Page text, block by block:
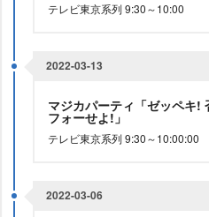
テレビ東京系列 9:30～10:00
2022-03-13
マジカパーティ「ゼッペキ!
フォーせよ!」
テレビ東京系列 9:30～10:00:00
2022-03-06